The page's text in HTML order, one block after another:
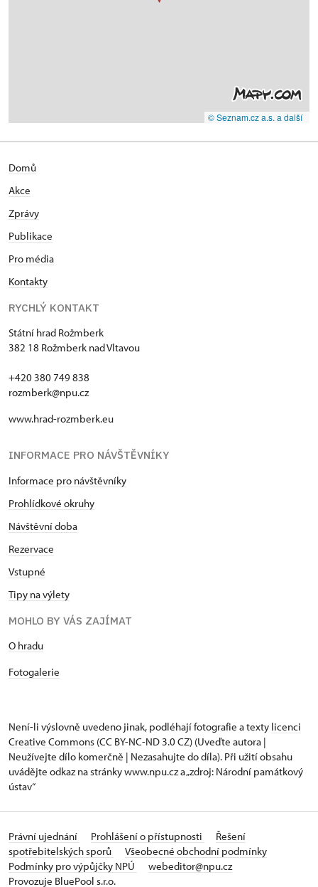
© Seznam.cz a.s. a další
Domů
Akce
Zprávy
Publikace
Pro média
Kontakty
RYCHLÝ KONTAKT
Státní hrad Rožmberk
382 18 Rožmberk nad Vltavou
+420 380 749 838
rozmberk@npu.cz
www.hrad-rozmberk.eu
INFORMACE PRO NÁVŠTĚVNÍKY
Informace pro návštěvníky
Prohlídkové okruhy
Návštěvní doba
Rezervace
Vstupné
Tipy na výlety
MOHLO BY VÁS ZAJÍMAT
O hradu
Fotogalerie
Není-li výslovně uvedeno jinak, podléhají fotografie a texty licenci
Creative Commons (CC BY-NC-ND 3.0 CZ) (Uveďte autora |
Neužívejte dílo komerčně | Nezasahujte do díla). Při užití obsahu
uvádějte odkaz na stránky www.npu.cz a „zdroj: Národní památkový
ústav“
Právní ujednání Prohlášení o přístupnosti
Řešení
spotřebitelských sporů
Všeobecné obchodní podmínky
Podmínky pro výpůjčky NPÚ
webeditor@npu.cz
Provozuje BluePool s.r.o.